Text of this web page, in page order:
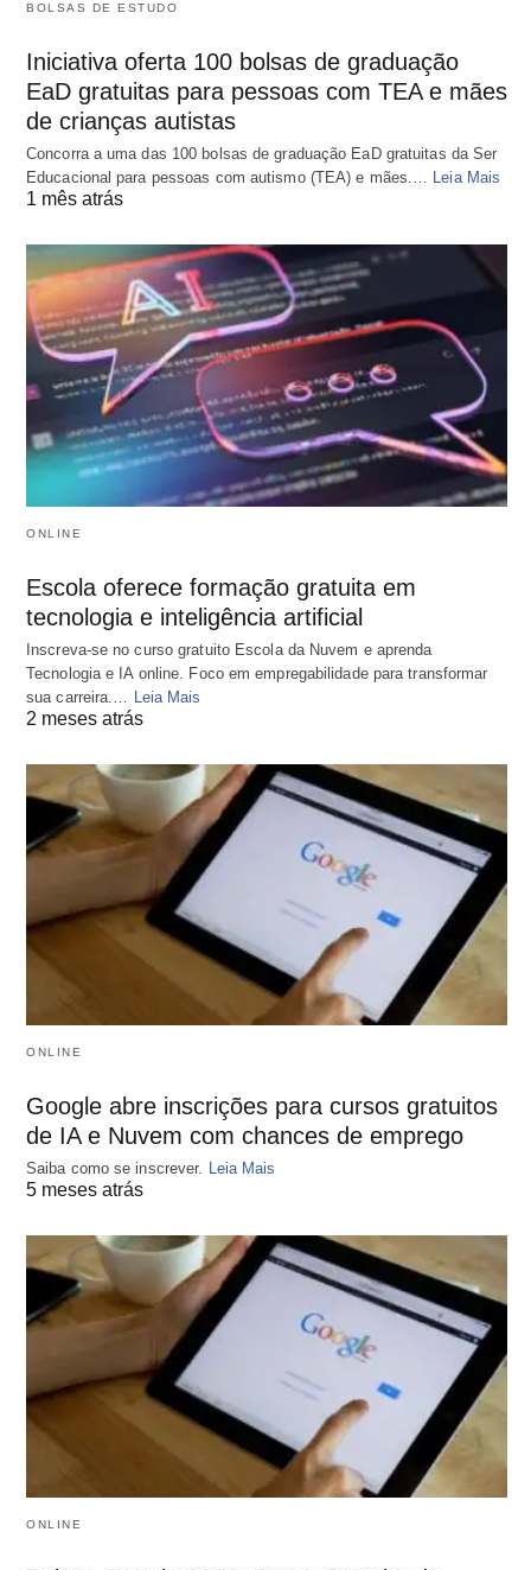
BOLSAS DE ESTUDO
Iniciativa oferta 100 bolsas de graduação
EaD gratuitas para pessoas com TEA e mães
de crianças autistas
Concorra a uma das 100 bolsas de graduação EaD gratuitas da Ser
Educacional para pessoas com autismo (TEA) e mães.… Leia Mais
1 mês atrás
ONLINE
Escola oferece formação gratuita em
tecnologia e inteligência artificial
Inscreva-se no curso gratuito Escola da Nuvem e aprenda
Tecnologia e IA online. Foco em empregabilidade para transformar
sua carreira.… Leia Mais
2 meses atrás
ONLINE
Google abre inscrições para cursos gratuitos
de IA e Nuvem com chances de emprego
Saiba como se inscrever. Leia Mais
5 meses atrás
ONLINE